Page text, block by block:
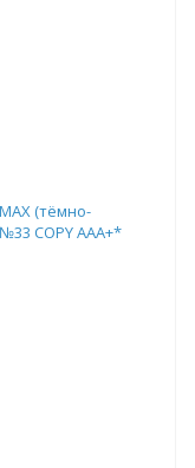
(тёмно-
COPY AAA+*